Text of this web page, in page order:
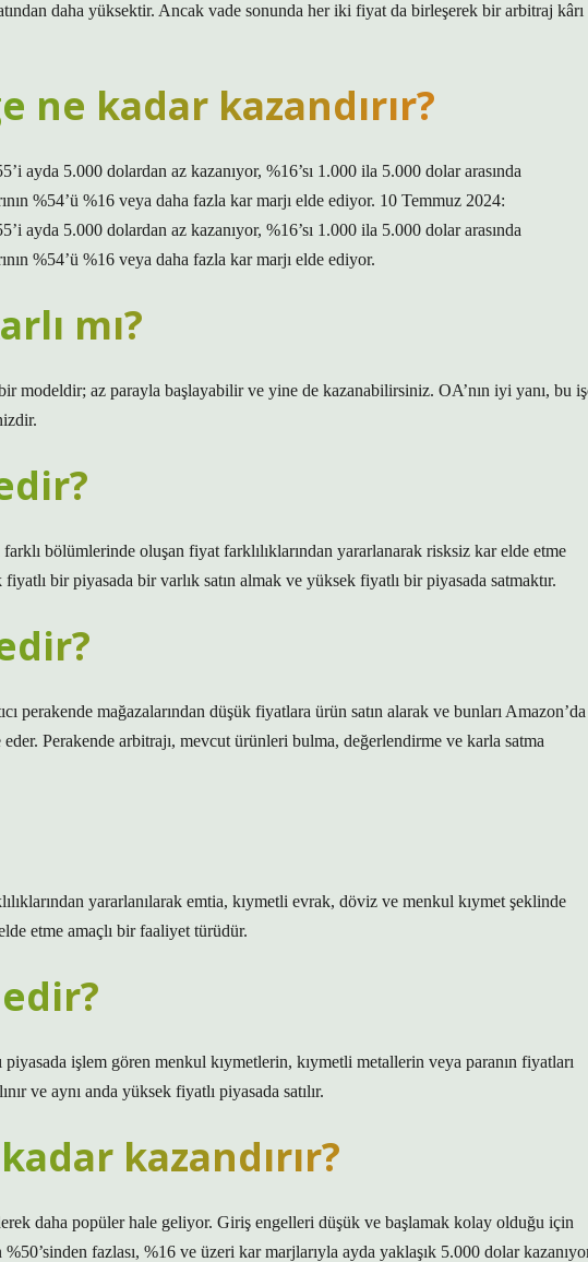
daha yüksektir. Ancak vade sonunda her iki fiyat da birleşerek bir arbitraj kârı
ne kadar kazandırır?
ayda 5.000 dolardan az kazanıyor, %16’sı 1.000 ila 5.000 dolar arasında
%54’ü %16 veya daha fazla kar marjı elde ediyor. 10 Temmuz 2024:
ayda 5.000 dolardan az kazanıyor, %16’sı 1.000 ila 5.000 dolar arasında
%54’ü %16 veya daha fazla kar marjı elde ediyor.
mı?
modeldir; az parayla başlayabilir ve yine de kazanabilirsiniz. OA’nın iyi yanı, bu
bölümlerinde oluşan fiyat farklılıklarından yararlanarak risksiz kar elde etme
bir piyasada bir varlık satın almak ve yüksek fiyatlı bir piyasada satmaktır.
perakende mağazalarından düşük fiyatlara ürün satın alarak ve bunları Amazon’da
Perakende arbitrajı, mevcut ürünleri bulma, değerlendirme ve karla satma
yararlanılarak emtia, kıymetli evrak, döviz ve menkul kıymet şeklinde
etme amaçlı bir faaliyet türüdür.
işlem gören menkul kıymetlerin, kıymetli metallerin veya paranın fiyatları
ve aynı anda yüksek fiyatlı piyasada satılır.
kazandırır?
daha popüler hale geliyor. Giriş engelleri düşük ve başlamak kolay olduğu için
%50’sinden fazlası, %16 ve üzeri kar marjlarıyla ayda yaklaşık 5.000 dolar